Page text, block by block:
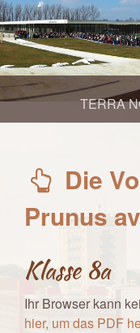
TERRA
Die
Prunus
Klasse 8a
Ihr Browser kann
hier, um das PDF